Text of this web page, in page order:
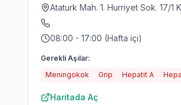
Ataturk Mah. 1. Hurriyet Sok. 17/1
08:00 - 17:00 (Hafta içi)
Gerekli Aşılar:
Meningokok
Grip Hepatit A
Haritada Aç